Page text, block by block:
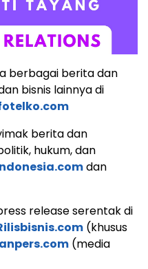
berbagai berita dan
bisnis lainnya di
berita dan
hukum, dan
dan
release serentak di
(khusus
(media